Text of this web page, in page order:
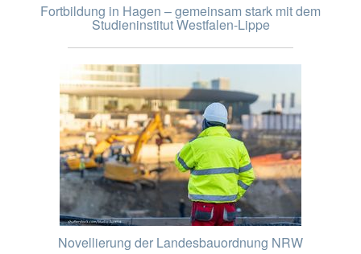
Fortbildung in Hagen – gemeinsam stark mit dem
Studieninstitut Westfalen-Lippe
Novellierung der Landesbauordnung NRW